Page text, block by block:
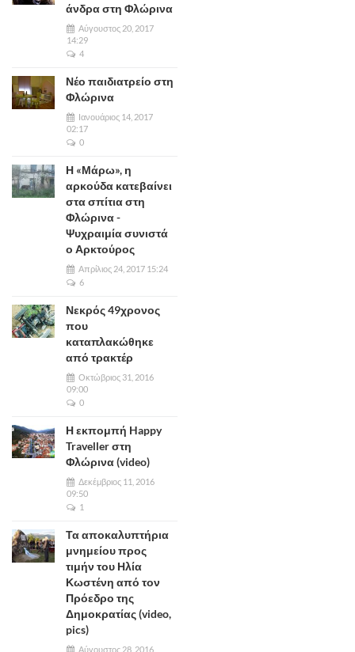
άνδρα στη Φλώρινα
Αύγουστος 20, 2017
14:29
4
Νέο παιδιατρείο στη
Φλώρινα
Ιανουάριος 14, 2017
02:17
0
Η «Μάρω», η
αρκούδα κατεβαίνει
στα σπίτια στη
Φλώρινα -
Ψυχραιμία συνιστά
ο Αρκτούρος
Απρίλιος 24, 2017 15:24
6
Νεκρός 49χρονος
που
καταπλακώθηκε
από τρακτέρ
Οκτώβριος 31, 2016
09:00
0
Η εκπομπή Happy
Traveller στη
Φλώρινα (video)
Δεκέμβριος 11, 2016
09:50
1
Τα αποκαλυπτήρια
μνημείου προς
τιμήν του Ηλία
Κωστένη από τον
Πρόεδρο της
Δημοκρατίας (video,
pics)
Αύγουστος 28, 2016